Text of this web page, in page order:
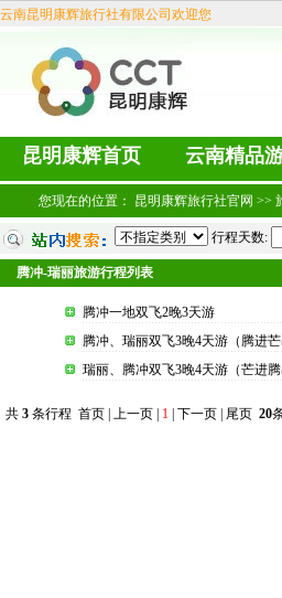
云南昆明康辉旅行社有限公司欢迎您
昆明康辉首页 云南精品
您现在的位置： 昆明康辉旅行社官网 >>
行程天数:
腾冲-瑞丽旅游行程列表
腾冲一地双飞2晚3天游
腾冲、瑞丽双飞3晚4天游（腾进芒
瑞丽、腾冲双飞3晚4天游（芒进腾
共 3 条行程 首页 | 上一页 | 1 | 下一页 | 尾页 20